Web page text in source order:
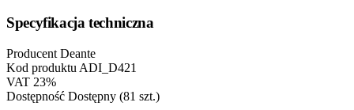
Specyfikacja techniczna
Producent Deante
Kod produktu ADI_D421
VAT 23%
Dostępność Dostępny (81 szt.)